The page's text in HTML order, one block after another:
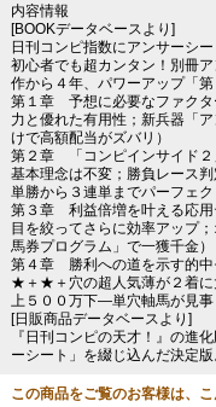
内容情報
[BOOKデータベースより]
日刊コンピ指数にアンサーシ
初心者でも超カンタン！別冊
作から４年、パワーアップ「第
第１章 予想に必要なファクタ
力と優れた有用性；新兵器「
けで高額配当がズバリ）
第２章 「コンピインサイド２
基本理念は不変；勝負レース
単勝から３連単までパーフェク
第３章 利益倍増を叶える応用
目を絞ってさらに効率アップ
馬券プログラム」で一獲千金）
第４章 勝利への道を示す的
★＋★＋穴の超人気薄が２着に
上５００万下―単穴軸馬が見
[日販商品データベースより]
『日刊コンピの天才！』の進
ーシート」を綴じ込んだ決定版
この商品をご覧のお客様は、